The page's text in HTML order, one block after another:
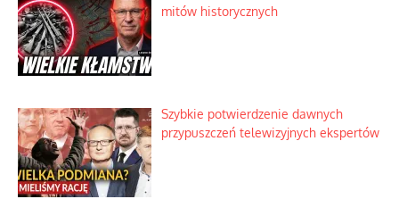
mitów historycznych
Szybkie potwierdzenie dawnych
przypuszczeń telewizyjnych ekspertów